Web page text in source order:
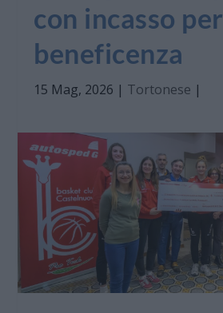
con incasso per
beneficenza
15 Mag, 2026 | Tortonese |